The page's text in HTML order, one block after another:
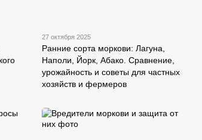
27 октября 2025
Ранние сорта моркови: Лагуна,
Наполи, Йорк, Абако. Сравнение,
урожайность и советы для частных
хозяйств и фермеров